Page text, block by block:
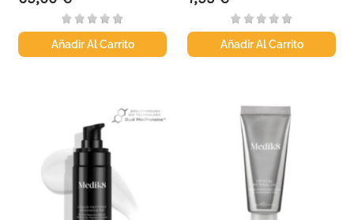
Añadir Al Carrito Añadir Al Carrito